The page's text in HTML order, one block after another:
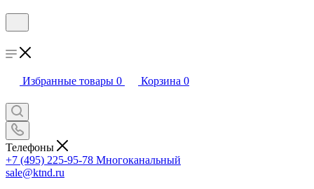
Избранные товары 0 Корзина 0
Телефоны
+7 (495) 225-95-78 Многоканальный
sale@ktnd.ru